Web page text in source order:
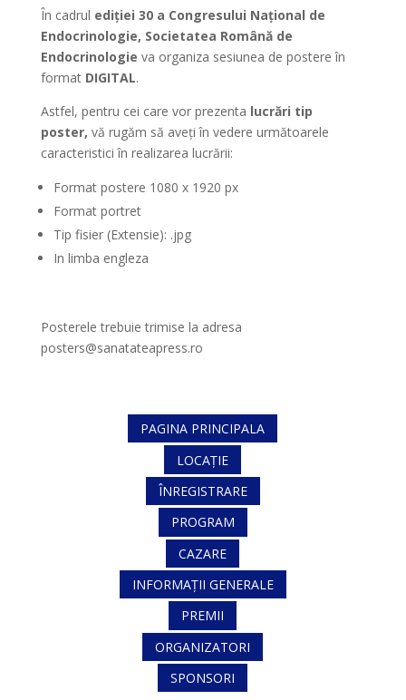
În cadrul ediției 30 a Congresului Național de
Endocrinologie, Societatea Română de
Endocrinologie va organiza sesiunea de postere în
format DIGITAL.
Astfel, pentru cei care vor prezenta lucrări tip
poster, vă rugăm să aveți în vedere următoarele
caracteristici în realizarea lucrării:
Format postere 1080 x 1920 px
Format portret
Tip fisier (Extensie): .jpg
In limba engleza
Posterele trebuie trimise la adresa
posters@sanatateapress.ro
PAGINA PRINCIPALA
LOCAȚIE
ÎNREGISTRARE
PROGRAM
CAZARE
INFORMAȚII GENERALE
PREMII
ORGANIZATORI
SPONSORI